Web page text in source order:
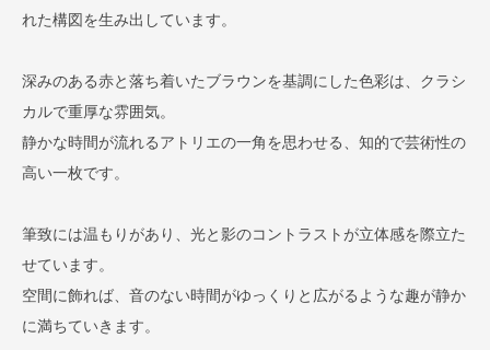
れた構図を生み出しています。
深みのある赤と落ち着いたブラウンを基調にした色彩は、クラシ
カルで重厚な雰囲気。
静かな時間が流れるアトリエの一角を思わせる、知的で芸術性の
高い一枚です。
筆致には温もりがあり、光と影のコントラストが立体感を際立た
せています。
空間に飾れば、音のない時間がゆっくりと広がるような趣が静か
に満ちていきます。